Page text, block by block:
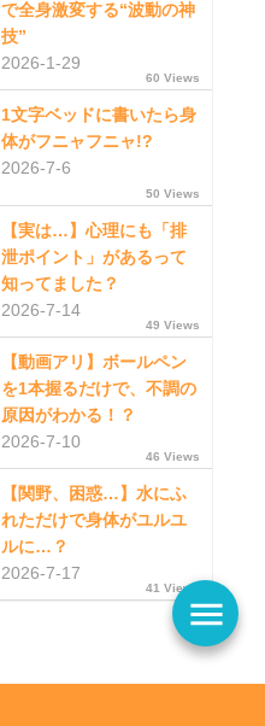
で全身激変する“波動の神
技”
2026-1-29
60 Views
1文字ベッドに書いたら身
体がフニャフニャ!?
2026-7-6
50 Views
【実は…】心理にも「排
泄ポイント」があるって
知ってました？
2026-7-14
49 Views
【動画アリ】ボールペン
を1本握るだけで、不調の
原因がわかる！？
2026-7-10
46 Views
【関野、困惑…】水にふ
れただけで身体がユルユ
ルに…？
2026-7-17
41 Views
menu